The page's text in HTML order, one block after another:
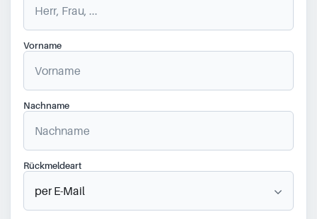
Vorname
Nachname
Rückmeldeart